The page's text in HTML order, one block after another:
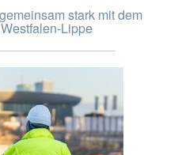
stark mit dem
Lippe